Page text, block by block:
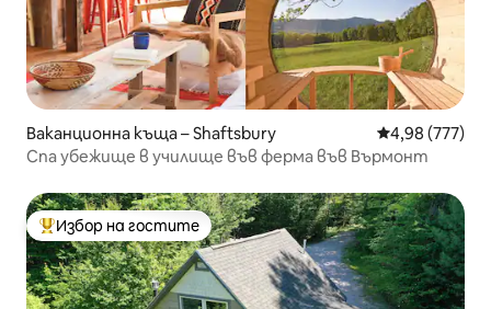
Ваканционна къща – Shaftsbury Средна
4,98 (777)
Спа убежище в училище във ферма във Върмонт
Най-популярен избор на гостите
Избор на гостите